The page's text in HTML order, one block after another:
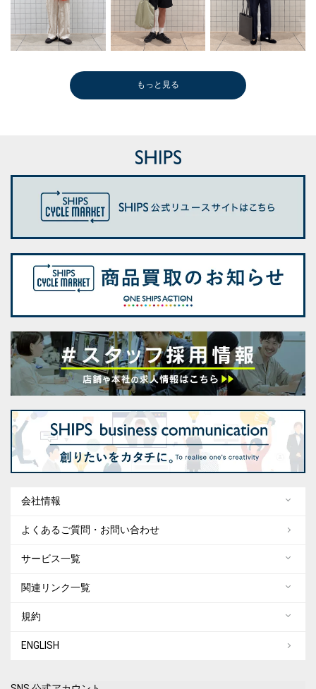
もっと見る
会社情報
よくあるご質問・お問い合わせ
サービス一覧
関連リンク一覧
規約
ENGLISH